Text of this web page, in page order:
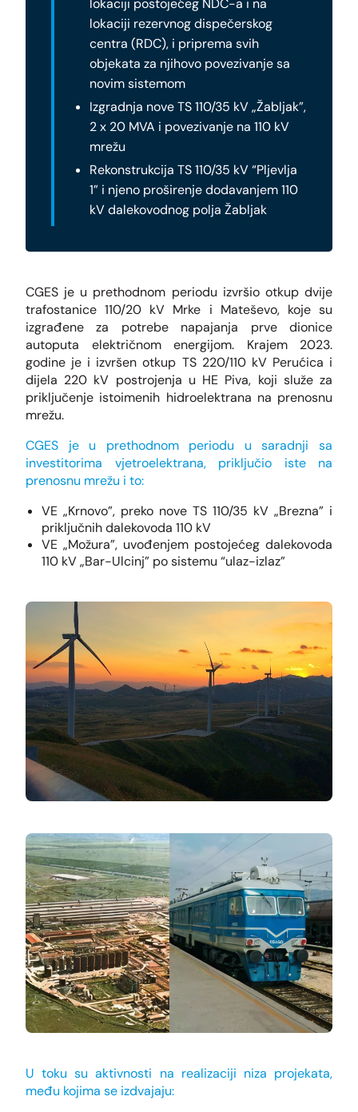
lokaciji postojećeg NDC-a i na
lokaciji rezervnog dispečerskog
centra (RDC), i priprema svih
objekata za njihovo povezivanje sa
novim sistemom
Izgradnja nove TS 110/35 kV „Žabljak”,
2 x 20 MVA i povezivanje na 110 kV
mrežu
Rekonstrukcija TS 110/35 kV “Pljevlja
1” i njeno proširenje dodavanjem 110
kV dalekovodnog polja Žabljak
CGES je u prethodnom periodu izvršio otkup dvije
trafostanice 110/20 kV Mrke i Mateševo, koje su
izgrađene za potrebe napajanja prve dionice
autoputa električnom energijom. Krajem 2023.
godine je i izvršen otkup TS 220/110 kV Perućica i
dijela 220 kV postrojenja u HE Piva, koji služe za
priključenje istoimenih hidroelektrana na prenosnu
mrežu.
CGES je u prethodnom periodu u saradnji sa
investitorima vjetroelektrana, priključio iste na
prenosnu mrežu i to:
VE „Krnovo”, preko nove TS 110/35 kV „Brezna” i
priključnih dalekovoda 110 kV
VE „Možura”, uvođenjem postojećeg dalekovoda
110 kV „Bar-Ulcinj” po sistemu “ulaz-izlaz”
U toku su aktivnosti na realizaciji niza projekata,
među kojima se izdvajaju: